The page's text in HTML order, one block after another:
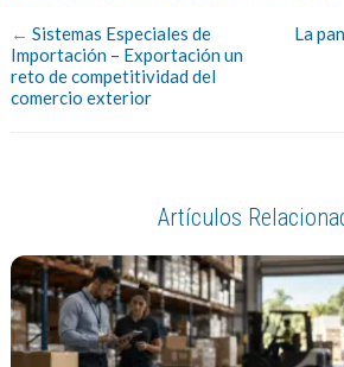
← Sistemas Especiales de
Importación – Exportación un
reto de competitividad del
comercio exterior
La
Artículos